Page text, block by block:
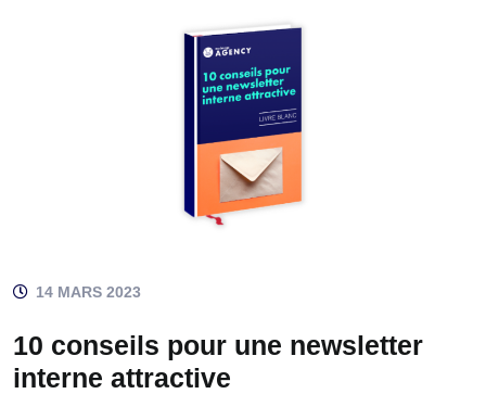
14 MARS 2023
10 conseils pour une newsletter
interne attractive